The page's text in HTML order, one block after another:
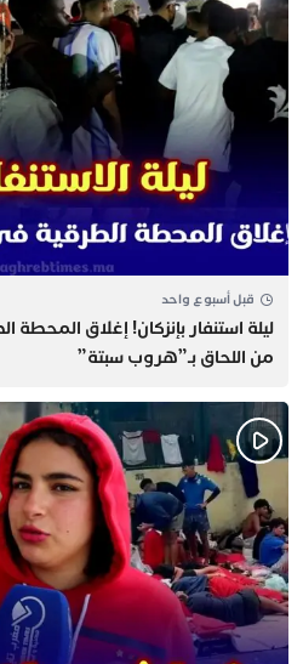
قبل أسبوع واحد
​ليلة استنفار بإنزكان! إغلاق المحطة
من اللحاق بـ”هروب سبتة”